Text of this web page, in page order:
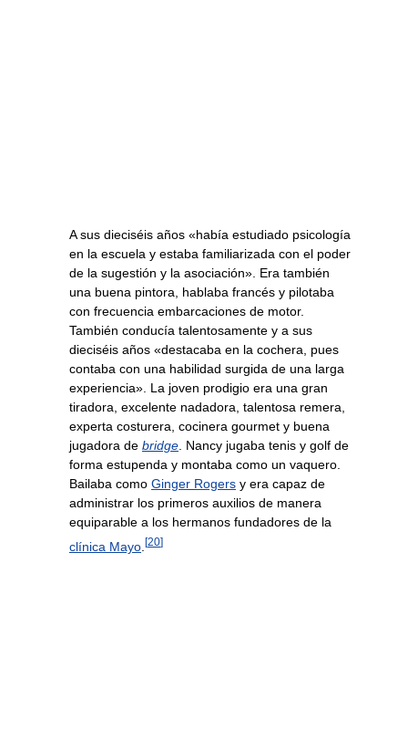
A sus dieciséis años «había estudiado psicología
en la escuela y estaba familiarizada con el poder
de la sugestión y la asociación». Era también
una buena pintora, hablaba francés y pilotaba
con frecuencia embarcaciones de motor.
También conducía talentosamente y a sus
dieciséis años «destacaba en la cochera, pues
contaba con una habilidad surgida de una larga
experiencia». La joven prodigio era una gran
tiradora, excelente nadadora, talentosa remera,
experta costurera, cocinera gourmet y buena
jugadora de bridge . Nancy jugaba tenis y golf de
forma estupenda y montaba como un vaquero.
Bailaba como Ginger Rogers y era capaz de
administrar los primeros auxilios de manera
equiparable a los hermanos fundadores de la
clínica Mayo [20]